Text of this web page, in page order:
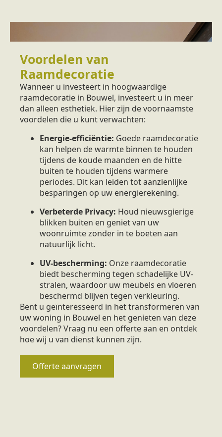
Voordelen van
Raamdecoratie
Wanneer u investeert in hoogwaardige
raamdecoratie in Bouwel, investeert u in meer
dan alleen esthetiek. Hier zijn de voornaamste
voordelen die u kunt verwachten:
Energie-efficiëntie: Goede raamdecoratie
kan helpen de warmte binnen te houden
tijdens de koude maanden en de hitte
buiten te houden tijdens warmere
periodes. Dit kan leiden tot aanzienlijke
besparingen op uw energierekening.
Verbeterde Privacy: Houd nieuwsgierige
blikken buiten en geniet van uw
woonruimte zonder in te boeten aan
natuurlijk licht.
UV-bescherming: Onze raamdecoratie
biedt bescherming tegen schadelijke UV-
stralen, waardoor uw meubels en vloeren
beschermd blijven tegen verkleuring.
Bent u geïnteresseerd in het transformeren van
uw woning in Bouwel en het genieten van deze
voordelen? Vraag nu een offerte aan en ontdek
hoe wij u van dienst kunnen zijn.
Offerte aanvragen